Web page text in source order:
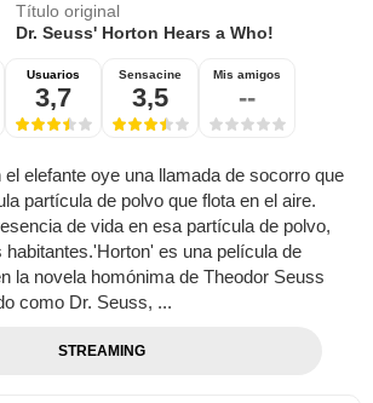
Título original
Dr. Seuss' Horton Hears a Who!
Usuarios
3,7
Sensacine
3,5
Mis amigos
--
elefante oye una llamada de socorro que
partícula de polvo que flota en el aire.
de vida en esa partícula de polvo,
es una película de
la novela homónima de Theodor Seuss
como Dr. Seuss, ...
STREAMING